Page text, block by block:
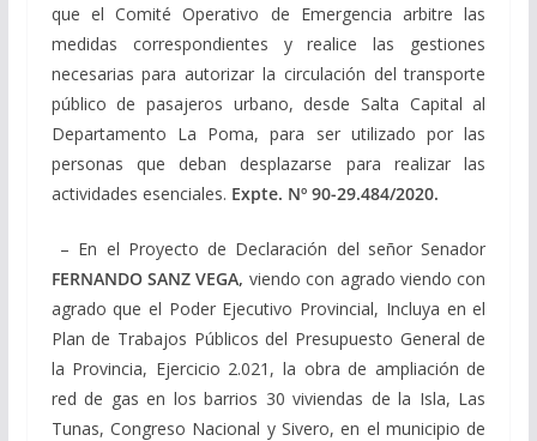
que el Comité Operativo de Emergencia arbitre las
medidas correspondientes y realice las gestiones
necesarias para autorizar la circulación del transporte
público de pasajeros urbano, desde Salta Capital al
Departamento La Poma, para ser utilizado por las
personas que deban desplazarse para realizar las
actividades esenciales. Expte. Nº 90-29.484/2020.
– En el Proyecto de Declaración del señor Senador
FERNANDO SANZ VEGA, viendo con agrado viendo con
agrado que el Poder Ejecutivo Provincial, Incluya en el
Plan de Trabajos Públicos del Presupuesto General de
la Provincia, Ejercicio 2.021, la obra de ampliación de
red de gas en los barrios 30 viviendas de la Isla, Las
Tunas, Congreso Nacional y Sivero, en el municipio de